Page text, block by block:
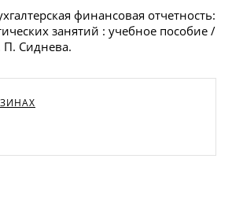
финансовая отчетность:
занятий : учебное пособие /
Сиднева.